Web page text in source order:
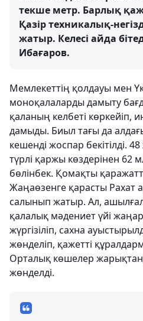
текше метр. Барлық
Қазір техникалық-
жатыр. Келесі айда
Ибағаров.
Мемлекеттің қолдауы мен
моноқалаларды дамыту
қаланың келбеті
дамыды. Биыл тағы да
кешенді жоспар бекітілді.
түрлі қаржы көздерінен 62
бөлінбек. Қомақты
Жаңаөзенге қарасты Рахат
салынып жатыр. Ал,
қалалық мәдениет үйі
жүргізіліп, сахна
жөнделіп, қажетті
Орталық көшелер
жөнделді.